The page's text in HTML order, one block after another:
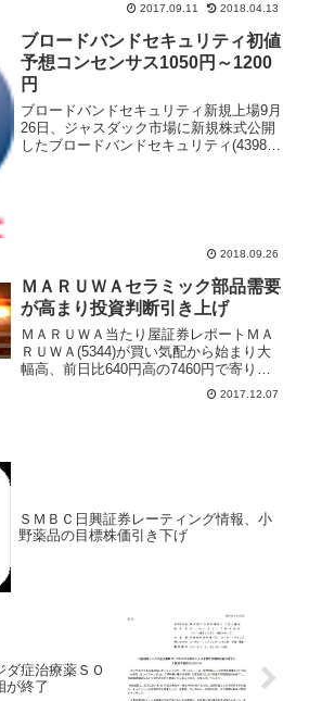
３１日には１９７４円の高値まで値上が
りして大商い、その後９月７日に１２１
７円まで下落して調...
2017.09.11 2018.04.13
ブロードバンドセキュリティ初値
予想コンセンサス1050円～1200
円
ブロードバンドセキュリティ新規上場9月
26日、ジャスダック市場に新規株式公開
したブロードバンドセキュリティ(4398)
2018.09.26
ＭＡＲＵＷＡセラミック部品需要
が高まり投資判断引き上げ
ＭＡＲＵＷＡ当たり屋証券レポートＭＡ
ＲＵＷＡ(5344)が買い気配から始まり大
幅高、前日比640円高の7460円で寄り付
き上場来高値に接近した。当たり屋証券
からポジティブな内容のレポートが買い
2017.12.07
ＳＭＢＣ日興証券レーティング情報、小
野薬品の目標株価引き下げ
ダ症治療薬ＳＯ
が終了